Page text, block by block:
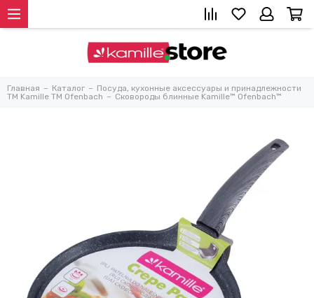
Главная Каталог
Посуда, кухонные аксессуары и принадлежности
TM Kamille TM Ofenbach
Сковороды блинные Kamille™ Ofenbach™